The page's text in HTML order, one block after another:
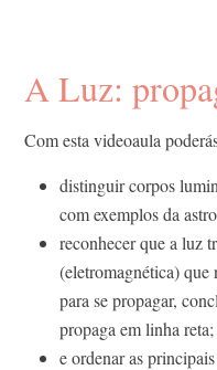
A Luz:
Com esta videoaula
distinguir corpos
com exemplos da
reconhecer que a luz
(eletromagnética) que
para se propagar,
propaga em linha reta;
e ordenar as